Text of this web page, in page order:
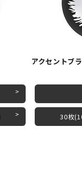
アクセントブ
30枚